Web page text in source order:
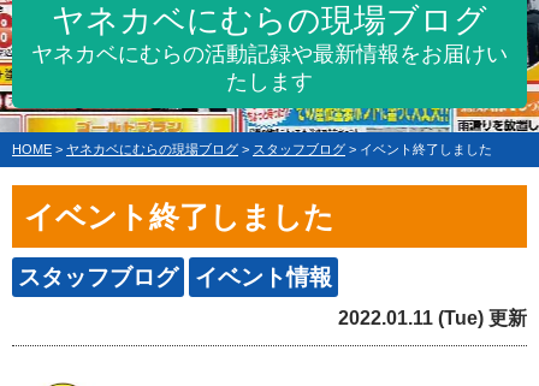
ヤネカベにむらの現場ブログ
ヤネカベにむらの活動記録や最新情報をお届けい
たします
HOME > ヤネカベにむらの現場ブログ > スタッフブログ > イベント終了しました
イベント終了しました
スタッフブログ イベント情報
2022.01.11 (Tue) 更新